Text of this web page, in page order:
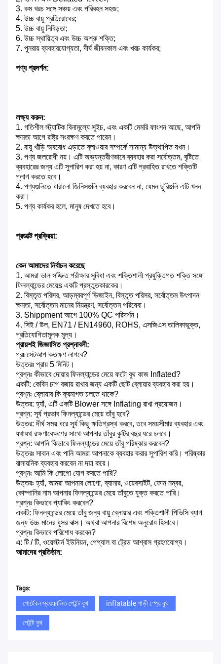
3. কম খরচ সঙ্গে সঞ্চয় এবং পরিবহন সহজ;
4. উচ্চ বায়ু প্রতিরোধের;
5. উচ্চ বায়ু নিবিড়তা;
6. উচ্চ স্থায়িত্ব এবং উচ্চ অশ্রু শক্তি;
7. পুনরায় ব্যবহারযোগ্যতা, দীর্ঘ জীবনকাল এবং খরচ কার্যকর;
পণ্য প্রদর্শন:
লক্ষ্য করুন:
1. গতিশীল স্ট্যাটিক বিনামূল্যে সুইচ, এবং একটি মেমরি ফাংশন আছে, আপনি
ক্ষমতা আগে রাষ্ট্র সংরক্ষণ করতে পারেন।
2. বায়ু খাঁড়ি অবরোধ এড়াতে ব্লাওয়ার সম্পর্কে সামান্য উত্থাপিত যখন।
3. পণ্য জলরোধী নয়। এটি অভ্যন্তরীণভাবে ব্যবহার করা সর্বোত্তম, বৃষ্টিতে
ব্যবহারের জন্য এটি সুপারিশ করা হয় না, কারণ এটি প্রবাহিত রাখতে শক্তিটি
প্লাগ করতে হবে।
4. পণ্যগুলিতে ধারালো জিনিসগুলি ব্যবহার করবেন না, যেমন ছুরিগুলি এটি খনন
করা।
5. পণ্য কার্যকর হলে, মানুষ দেখতে হবে।
প্রডাক্ট প্রক্রিয়া:
কেন আমাদের নির্বাচন করেছে
1. আমরা ভাল সজ্জিত পরীক্ষার সুবিধা এবং শক্তিশালী প্রযুক্তিগত শক্তি সঙ্গে
ফিনল্যান্ডের মেয়েs একটি প্রস্তুতকারকের।
2. বিস্তৃত পরিসর, আড়ম্বরপূর্ণ ডিজাইন, বিস্তৃত পরিসর, সর্বোত্তম উৎপাদন
ক্ষমতা, সর্বোত্তম মানের নিয়ন্ত্রণ, সর্বোত্তম পরিষেবা।
3. Shippment আগে 100% QC পরিদর্শন।
4. সিই / উল, EN71 / EN14960, ROHS, এসজিএস তালিকাভুক্ত,
প্রতিযোগিতামূলক মূল্য।
প্রায়শই জিজ্ঞাসিত প্রশ্নাবলী:
প্রঃ সেটআপ কতক্ষণ লাগবে?
উত্তরঃ প্রায় 5 মিনিট।
প্রশ্নঃ কীভাবে দোয়ার ফিনল্যান্ডের মেয়ে ফটো বুথ কাজ Inflated?
একটি: কেবিন চাপ বজায় রাখার জন্য একটি ছোট ব্লোয়ার ব্যবহার করা হয়।
প্রশ্নঃ ব্লোয়ার কি ক্রমাগত চলতে থাকে?
উত্তর: হ্যাঁ, এটি একটি Blower সঙ্গে Inflating রাখা প্রয়োজন।
প্রশ্ন: সূর্য প্রভাব ফিনল্যান্ডের মেয়ে তাঁবু হবে?
উত্তর: দীর্ঘ সময় ধরে সূর্য কিছু ক্ষতিগ্রস্থ করবে, তবে সময়সীমার ব্যবহার এবং
যথাযথ রক্ষণাবেক্ষণের সাথে আপনার তাঁবুর কুটির বছর ধরে চলবে।
প্রশ্ন: আপনি কিভাবে ফিনল্যান্ডের মেয়ে তাঁবু পরিষ্কার করবেন?
উত্তরঃ সাবান এবং পানি আমরা আপনাকে ব্যবহার করার সুপারিশ করি। পরিষ্কার
রাসায়নিক ব্যবহার করবেন না দয়া করে।
প্রশ্নঃ আমি কি লোগো যোগ করতে পারি?
উত্তরঃ হ্যাঁ, আমরা আপনার লোগো, ব্যানার, ওয়েবসাইট, ফোন নম্বর,
কোম্পানির নাম আপনার ফিনল্যান্ডের মেয়ে তাঁবুতে যুক্ত করতে পারি।
প্রশ্নঃ কিভাবে প্যাকিং করবেন?
একটি: ফিনল্যান্ডের মেয়ে তাঁবু জন্য বায়ু ব্লোয়ার এবং শক্তিশালী পিভিসি ব্যাগ
জন্য উচ্চ মানের ধূসর বাক্স। অথবা আপনার বিশেষ অনুরোধ হিসাবে।
প্রশ্নঃ কিভাবে পরিশোধ করবেন?
এ: টি / টি, ওয়েস্টার্ন ইউনিয়ন, পেপ্যাল ​​বা ট্রেড আশ্বাস গ্রহণযোগ্য।
আমাদের প্রতিষ্ঠান:
Tags:
পোর্টেবল স্বয়ংচালিত পেইন্ট বুথ inflatable গাড়ী স্প্রে বুথ
পেইন্ট বুথ